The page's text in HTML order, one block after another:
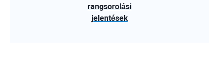
rangsorolási
jelentések